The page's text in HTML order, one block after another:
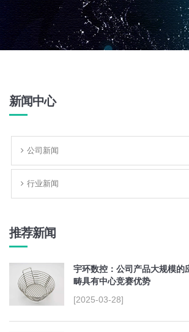
新闻中心
公司新闻
行业新闻
推荐新闻
宇环数控：公司产品大规模的
畴具有中心竞赛优势
[2025-03-28]